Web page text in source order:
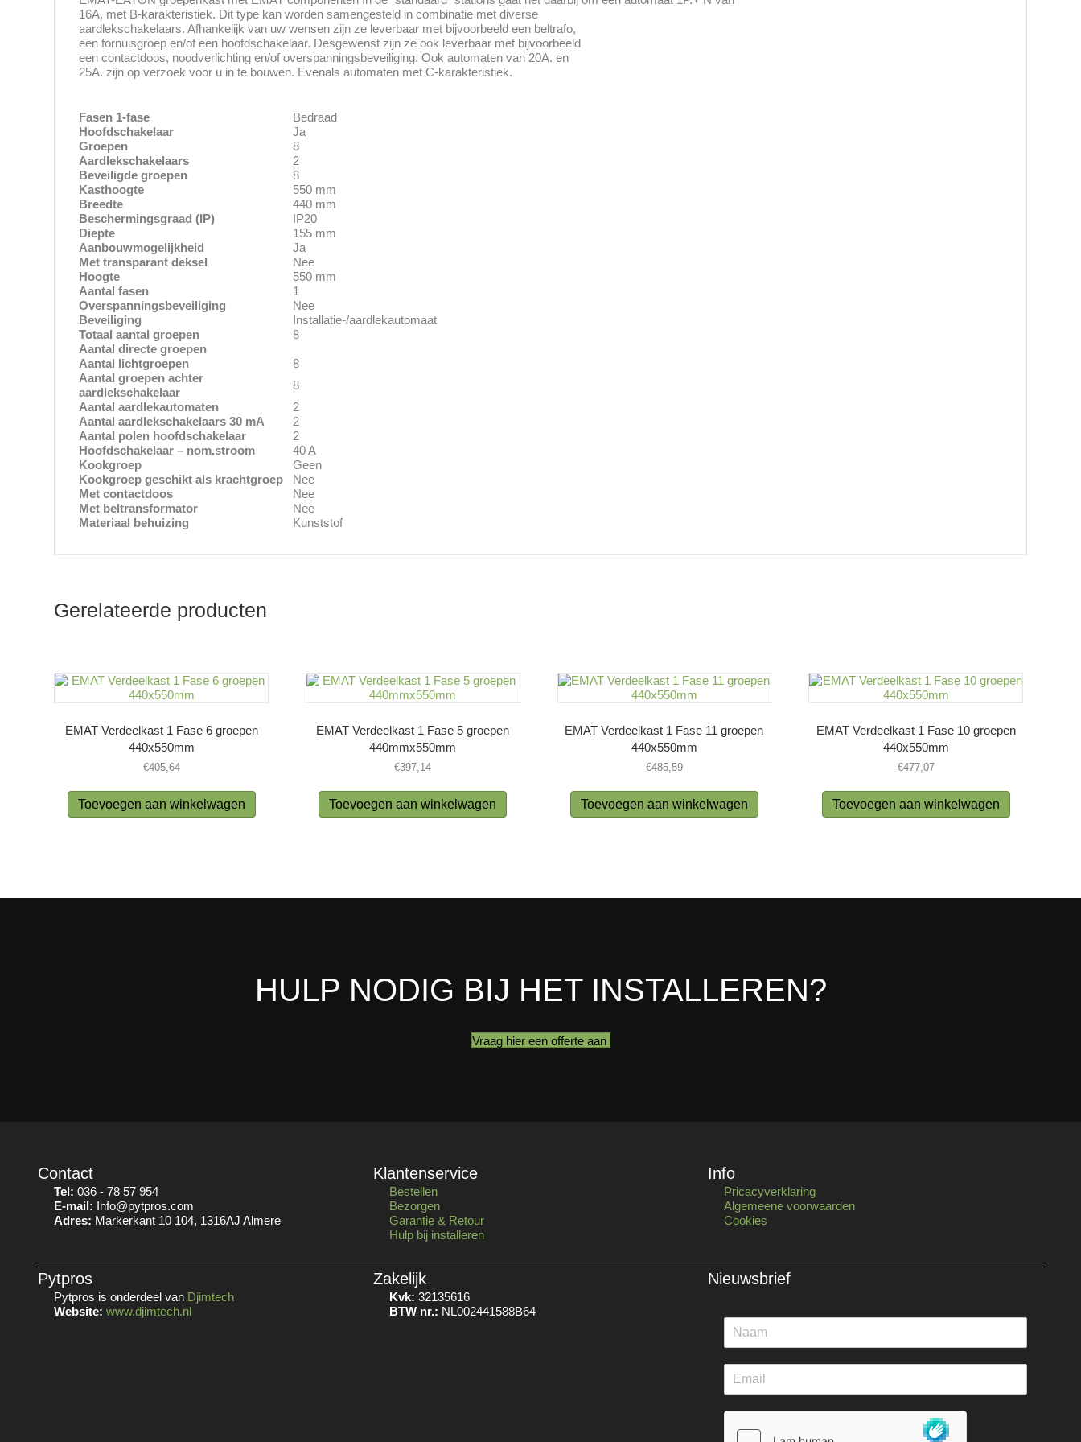
16A. met B-karakteristiek. Dit type kan worden samengesteld in combinatie met diverse
aardlekschakelaars. Afhankelijk van uw wensen zijn ze leverbaar met bijvoorbeeld een beltrafo,
een fornuisgroep en/of een hoofdschakelaar. Desgewenst zijn ze ook leverbaar met bijvoorbeeld
een contactdoos, noodverlichting en/of overspanningsbeveiliging. Ook automaten van 20A. en
25A. zijn op verzoek voor u in te bouwen. Evenals automaten met C-karakteristiek.
Fasen 1-fase
Bedraad
Hoofdschakelaar
Ja
Groepen
8
Aardlekschakelaars
2
Beveiligde groepen
8
Kasthoogte
550 mm
Breedte
440 mm
Beschermingsgraad (IP)
IP20
Diepte
155 mm
Aanbouwmogelijkheid
Ja
Met transparant deksel
Nee
Hoogte
550 mm
Aantal fasen
1
Overspanningsbeveiliging
Nee
Beveiliging
Installatie-/aardlekautomaat
Totaal aantal groepen
8
Aantal directe groepen
Aantal lichtgroepen
8
Aantal groepen achter
aardlekschakelaar
8
Aantal aardlekautomaten
2
Aantal aardlekschakelaars 30 mA
2
Aantal polen hoofdschakelaar
2
Hoofdschakelaar – nom.stroom
40 A
Kookgroep
Geen
Kookgroep geschikt als krachtgroep
Nee
Met contactdoos
Nee
Met beltransformator
Nee
Materiaal behuizing
Kunststof
Gerelateerde producten
EMAT Verdeelkast 1 Fase 6 groepen
440x550mm
€405,64
Toevoegen aan winkelwagen
EMAT Verdeelkast 1 Fase 5 groepen
440mmx550mm
€397,14
Toevoegen aan winkelwagen
EMAT Verdeelkast 1 Fase 11 groepen
440x550mm
€485,59
Toevoegen aan winkelwagen
EMAT Verdeelkast 1 Fase 10 groepen
440x550mm
€477,07
Toevoegen aan winkelwagen
HULP NODIG BIJ HET INSTALLEREN?
Vraag hier een offerte aan
Contact
Tel: 036 - 78 57 954
E-mail: Info@pytpros.com
Adres: Markerkant 10 104, 1316AJ Almere
Klantenservice
Bestellen
Bezorgen
Garantie & Retour
Hulp bij installeren
Info
Pricacyverklaring
Algemeene voorwaarden
Cookies
Pytpros
Pytpros is onderdeel van Djimtech
Website: www.djimtech.nl
Zakelijk
Kvk: 32135616
BTW nr.: NL002441588B64
Nieuwsbrief